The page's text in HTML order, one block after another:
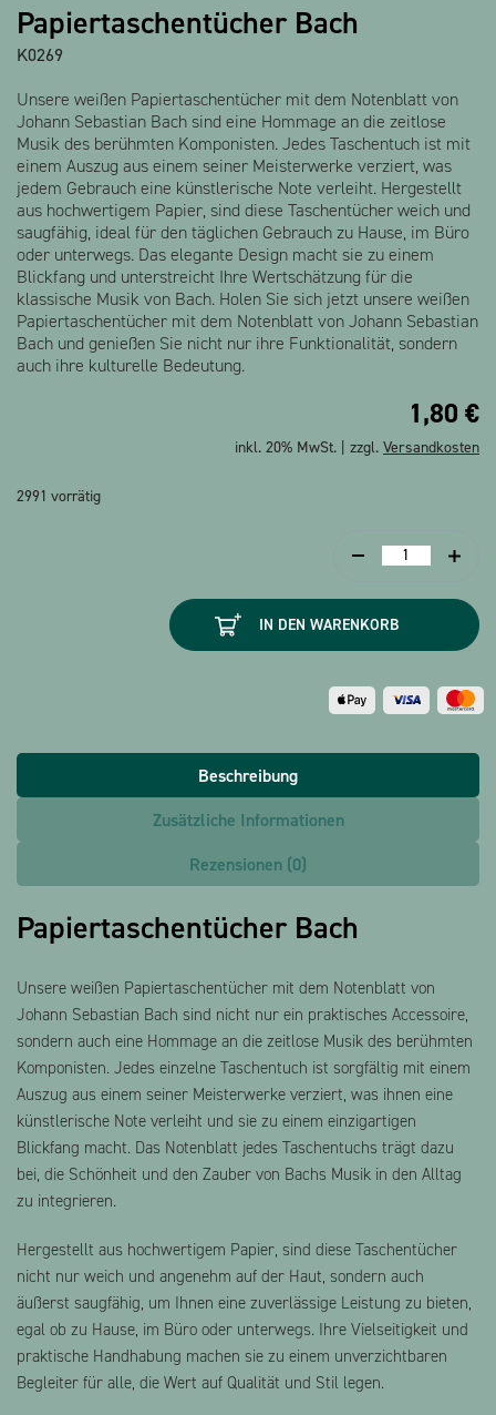
Papiertaschentücher Bach
K0269
Unsere weißen Papiertaschentücher mit dem Notenblatt von
Johann Sebastian Bach sind eine Hommage an die zeitlose
Musik des berühmten Komponisten. Jedes Taschentuch ist mit
einem Auszug aus einem seiner Meisterwerke verziert, was
jedem Gebrauch eine künstlerische Note verleiht. Hergestellt
aus hochwertigem Papier, sind diese Taschentücher weich und
saugfähig, ideal für den täglichen Gebrauch zu Hause, im Büro
oder unterwegs. Das elegante Design macht sie zu einem
Blickfang und unterstreicht Ihre Wertschätzung für die
klassische Musik von Bach. Holen Sie sich jetzt unsere weißen
Papiertaschentücher mit dem Notenblatt von Johann Sebastian
Bach und genießen Sie nicht nur ihre Funktionalität, sondern
auch ihre kulturelle Bedeutung.
1,80 €
inkl. 20% MwSt. | zzgl. Versandkosten
2991 vorrätig
Menge
IN DEN WARENKORB
Beschreibung
Zusätzliche Informationen
Rezensionen (0)
Papiertaschentücher Bach
Unsere weißen Papiertaschentücher mit dem Notenblatt von
Johann Sebastian Bach sind nicht nur ein praktisches Accessoire,
sondern auch eine Hommage an die zeitlose Musik des berühmten
Komponisten. Jedes einzelne Taschentuch ist sorgfältig mit einem
Auszug aus einem seiner Meisterwerke verziert, was ihnen eine
künstlerische Note verleiht und sie zu einem einzigartigen
Blickfang macht. Das Notenblatt jedes Taschentuchs trägt dazu
bei, die Schönheit und den Zauber von Bachs Musik in den Alltag
zu integrieren.
Hergestellt aus hochwertigem Papier, sind diese Taschentücher
nicht nur weich und angenehm auf der Haut, sondern auch
äußerst saugfähig, um Ihnen eine zuverlässige Leistung zu bieten,
egal ob zu Hause, im Büro oder unterwegs. Ihre Vielseitigkeit und
praktische Handhabung machen sie zu einem unverzichtbaren
Begleiter für alle, die Wert auf Qualität und Stil legen.